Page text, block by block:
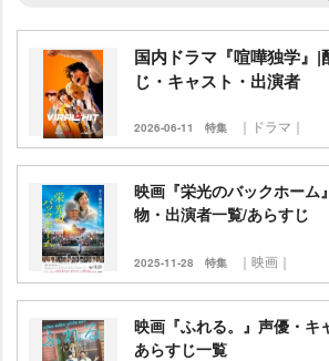
国内ドラマ『喧嘩独学』|
じ・キャスト・出演者
2026-06-11 特集 ｜ドラマ｜
映画『栄光のバックホーム
物・出演者一覧/あらすじ
2025-11-28 特集 ｜映画｜
映画『ふれる。』声優・キ
あらすじ一覧